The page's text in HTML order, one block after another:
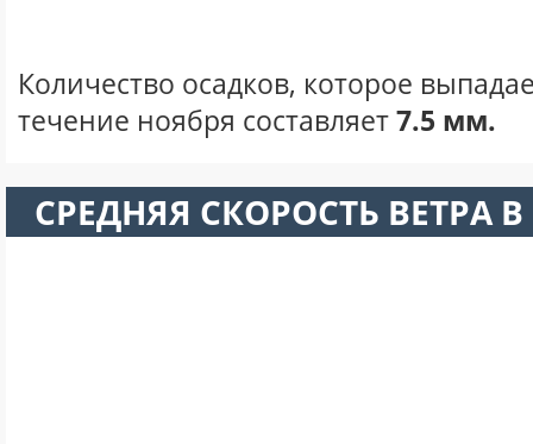
Количество осадков, которое
течение ноября составляет7.5 мм.
СРЕДНЯЯ СКОРОСТЬ ВЕТРА